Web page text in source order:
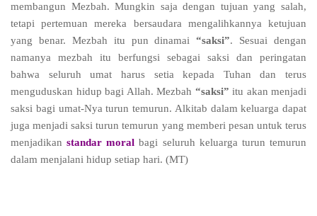
membangun Mezbah. Mungkin saja dengan tujuan yang salah,
tetapi pertemuan mereka bersaudara mengalihkannya ketujuan
yang benar. Mezbah itu pun dinamai “saksi”. Sesuai dengan
namanya mezbah itu berfungsi sebagai saksi dan peringatan
bahwa seluruh umat harus setia kepada Tuhan dan terus
menguduskan hidup bagi Allah. Mezbah “saksi” itu akan menjadi
saksi bagi umat-Nya turun temurun. Alkitab dalam keluarga dapat
juga menjadi saksi turun temurun yang memberi pesan untuk terus
menjadikanstandar moral bagi seluruh keluarga turun temurun
dalam menjalani hidup setiap hari. (MT)